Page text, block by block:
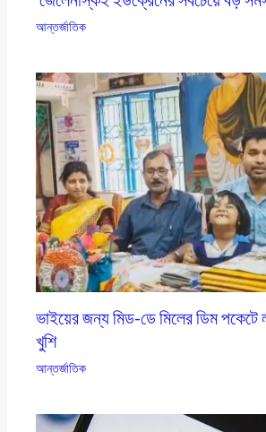
আন্তর্জাতিক
ভাইয়ের জন্য মিড-ডে মিলের ডিম পকেটে
খুশি
আন্তর্জাতিক